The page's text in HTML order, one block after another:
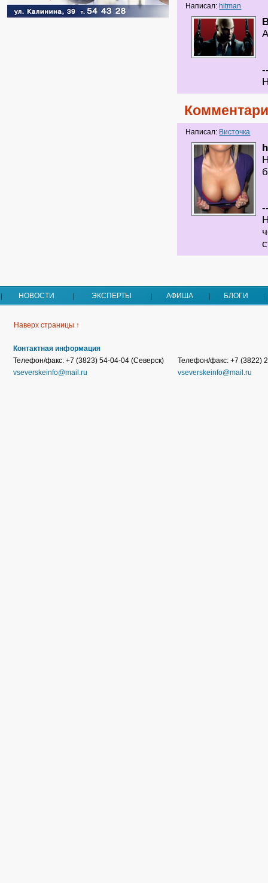
Написал: hitman
Написал: Висточка
НОВОСТИ ЭКСПЕРТЫ АФИША БЛОГИ
Наверх страницы ↑
Контактная информация
Телефон/факс: +7 (3823) 54-04-04 (Северск)
vseverskeinfo@mail.ru
Телефон/факс: +7 (3822)
vseverskeinfo@mail.ru